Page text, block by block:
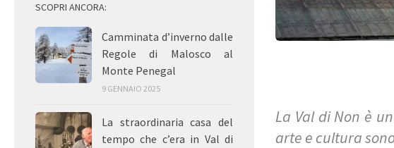
La Val di Non è
arte e cultura
SCOPRI ANCORA:
Camminata d’inverno dalle
Regole di Malosco al
Monte Penegal
9 GENNAIO 2025
La straordinaria casa del
tempo che c’era in Val di